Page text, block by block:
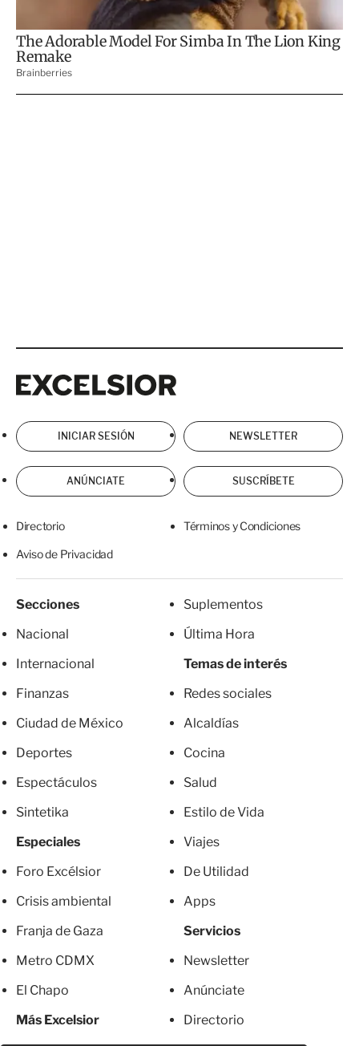
INICIAR SESIÓN NEWSLETTER
ANÚNCIATE SUSCRÍBETE
Directorio Términos y Condiciones
Aviso de Privacidad
Secciones
Nacional
Internacional
Finanzas
Ciudad de México
Deportes
Espectáculos
Sintetika
Especiales
Foro Excélsior
Crisis ambiental
Franja de Gaza
Metro CDMX
El Chapo
Más Excelsior
Suplementos
Última Hora
Temas de interés
Redes sociales
Alcaldías
Cocina
Salud
Estilo de Vida
Viajes
De Utilidad
Apps
Servicios
Newsletter
Anúnciate
Directorio